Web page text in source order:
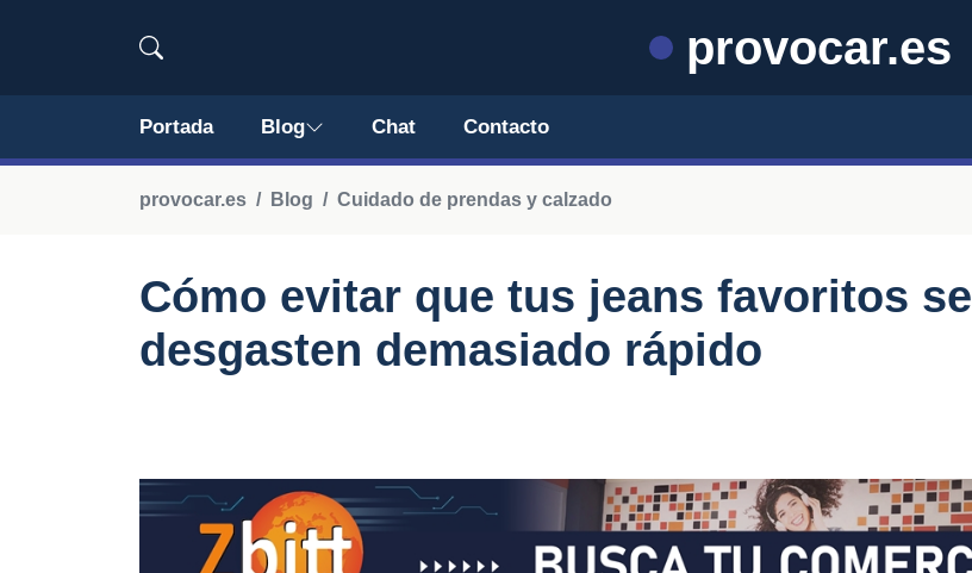
provocar.es
Portada Blog Chat Contacto
provocar.es Blog Cuidado de prendas y calzado
Cómo evitar que tus jeans favoritos se
desgasten demasiado rápido